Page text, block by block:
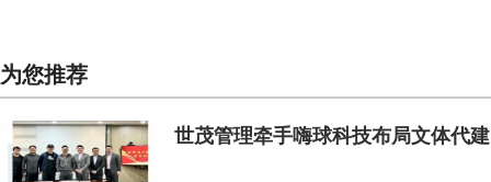
为您推荐
世茂管理牵手嗨球科技布局文体代建